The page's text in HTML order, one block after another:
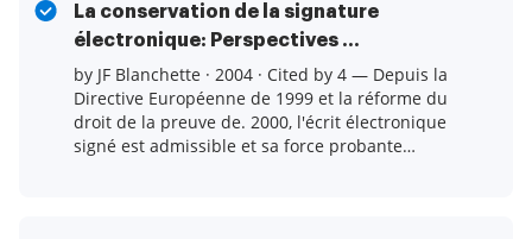
La conservation de la signature
électronique: Perspectives ...
by JF Blanchette · 2004 · Cited by 4 — Depuis la
Directive Européenne de 1999 et la réforme du
droit de la preuve de. 2000, l'écrit électronique
signé est admissible et sa force probante